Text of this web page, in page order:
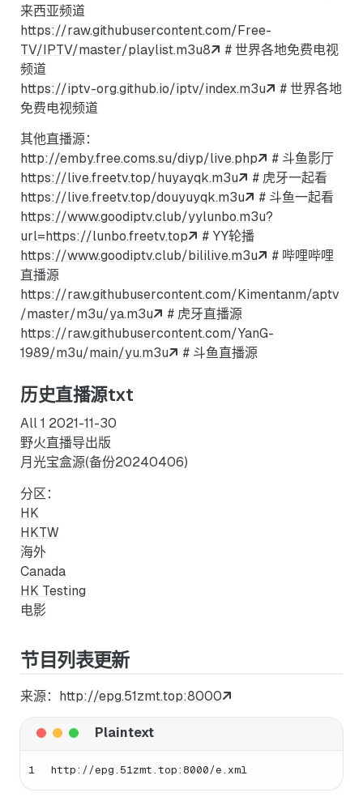
来西亚频道
https://raw.githubusercontent.com/Free-
TV/IPTV/master/playlist.m3u8
# 世界各地免费电视
频道
https://iptv-org.github.io/iptv/index.m3u
# 世界各地
免费电视频道
其他直播源：
http://emby.free.coms.su/diyp/live.php
# 斗鱼影厅
https://live.freetv.top/huyayqk.m3u
# 虎牙一起看
https://live.freetv.top/douyuyqk.m3u
# 斗鱼一起看
https://www.goodiptv.club/yylunbo.m3u?
url=https://lunbo.freetv.top
# YY轮播
https://www.goodiptv.club/bililive.m3u
# 哔哩哔哩
直播源
https://raw.githubusercontent.com/Kimentanm/aptv
/master/m3u/ya.m3u
# 虎牙直播源
https://raw.githubusercontent.com/YanG-
1989/m3u/main/yu.m3u
# 斗鱼直播源
历史直播源txt
All 1 2021-11-30
野火直播导出版
月光宝盒源(备份20240406)
分区：
HK
HKTW
海外
Canada
HK Testing
电影
节目列表更新
来源： http://epg.51zmt.top:8000
1 http://epg.51zmt.top:8000/e.xml